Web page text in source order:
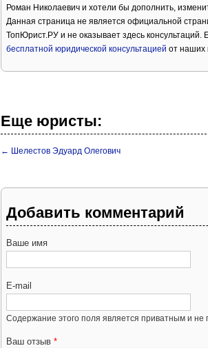
Роман Николаевич и хотели бы дополнить,
Данная страница не является официальной
ТопЮрист.РУ и не оказывает здесь консультаций.
бесплатной юридической консультацией от наших
Еще юристы:
← Шелестов Эдуард Олегович
Добавить комментарий
Ваше имя
E-mail
Содержание этого поля является приватным и не
Ваш отзыв *